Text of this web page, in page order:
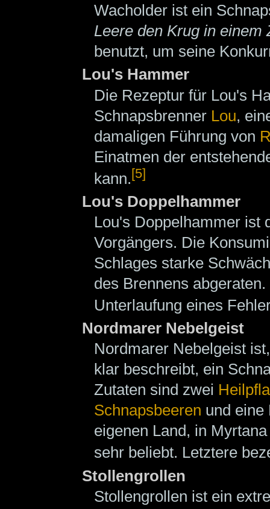
Wacholder ist ein
Leere den Krug in einem
benutzt, um seine
Lou's Hammer
Die Rezeptur für Lou's
Schnapsbrenner Lou,
damaligen Führung von
Einatmen der
kann.[5]
Lou's Doppelhammer
Lou's Doppelhammer ist
Vorgängers. Die
Schlages starke
des Brennens
Unterlaufung eines
Nordmarer Nebelgeist
Nordmarer Nebelgeist
klar beschreibt, ein
Zutaten sind zwei
Schnapsbeeren und eine
eigenen Land, in
sehr beliebt. Letztere
Stollengrollen
Stollengrollen ist ein